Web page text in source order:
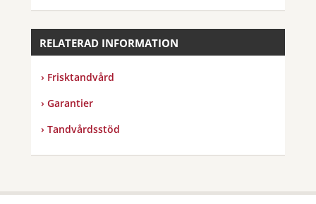
RELATERAD INFORMATION
Frisktandvård
Garantier
Tandvårdsstöd